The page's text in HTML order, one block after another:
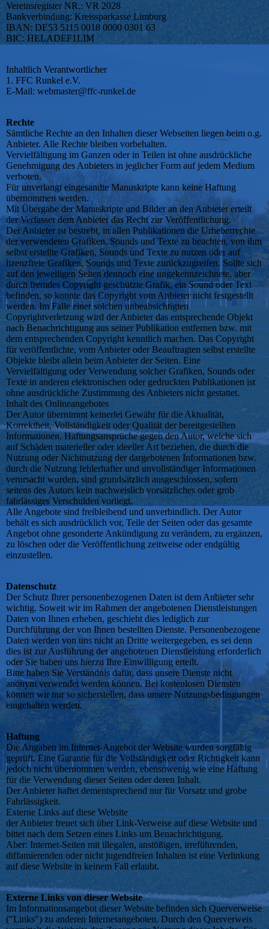
Vereinsregister NR.: VR 2028
Bankverbindung: Kreissparkasse Limburg
IBAN: DE53 5115 0018 0000 0301 63
BIC: HELADEF1LIM
Inhaltlich Verantwortlicher
1. FFC Runkel e.V.
E-Mail: webmaster@ffc-runkel.de
Rechte
Sämtliche Rechte an den Inhalten dieser Webseiten liegen beim o.g.
Anbieter. Alle Rechte bleiben vorbehalten.
Vervielfältigung im Ganzen oder in Teilen ist ohne ausdrückliche
Genehmigung des Anbieters in jeglicher Form auf jedem Medium
verboten.
Für unverlangt eingesandte Manuskripte kann keine Haftung
übernommen werden.
Mit Übergabe der Manuskripte und Bilder an den Anbieter erteilt
der Verfasser dem Anbieter das Recht zur Veröffentlichung.
Der Anbieter ist bestrebt, in allen Publikationen die Urheberrechte
der verwendeten Grafiken, Sounds und Texte zu beachten, von ihm
selbst erstellte Grafiken, Sounds und Texte zu nutzen oder auf
lizenzfreie Grafiken, Sounds und Texte zurückzugreifen. Sollte sich
auf den jeweiligen Seiten dennoch eine ungekennzeichnete, aber
durch fremdes Copyright geschützte Grafik, ein Sound oder Text
befinden, so konnte das Copyright vom Anbieter nicht festgestellt
werden. Im Falle einer solchen unbeabsichtigten
Copyrightverletzung wird der Anbieter das entsprechende Objekt
nach Benachrichtigung aus seiner Publikation entfernen bzw. mit
dem entsprechenden Copyright kenntlich machen. Das Copyright
für veröffentlichte, vom Anbieter oder Beauftragten selbst erstellte
Objekte bleibt allein beim Anbieter der Seiten. Eine
Vervielfältigung oder Verwendung solcher Grafiken, Sounds oder
Texte in anderen elektronischen oder gedruckten Publikationen ist
ohne ausdrückliche Zustimmung des Anbieters nicht gestattet.
Inhalt des Onlineangebotes
Der Autor übernimmt keinerlei Gewähr für die Aktualität,
Korrektheit, Vollständigkeit oder Qualität der bereitgestellten
Informationen. Haftungsansprüche gegen den Autor, welche sich
auf Schäden materieller oder ideeller Art beziehen, die durch die
Nutzung oder Nichtnutzung der dargebotenen Informationen bzw.
durch die Nutzung fehlerhafter und unvollständiger Informationen
verursacht wurden, sind grundsätzlich ausgeschlossen, sofern
seitens des Autors kein nachweislich vorsätzliches oder grob
fahrlässiges Verschulden vorliegt.
Alle Angebote sind freibleibend und unverbindlich. Der Autor
behält es sich ausdrücklich vor, Teile der Seiten oder das gesamte
Angebot ohne gesonderte Ankündigung zu verändern, zu ergänzen,
zu löschen oder die Veröffentlichung zeitweise oder endgültig
einzustellen.
Datenschutz
Der Schutz Ihrer personenbezogenen Daten ist dem Anbieter sehr
wichtig. Soweit wir im Rahmen der angebotenen Dienstleistungen
Daten von Ihnen erheben, geschieht dies lediglich zur
Durchführung der von Ihnen bestellten Dienste. Personenbezogene
Daten werden von uns nicht an Dritte weitergegeben, es sei denn
dies ist zur Ausführung der angebotenen Dienstleistung erforderlich
oder Sie haben uns hierzu Ihre Einwilligung erteilt.
Bitte haben Sie Verständnis dafür, dass unsere Dienste nicht
anonym verwendet werden können. Bei kostenlosen Diensten
können wir nur so sicherstellen, dass unsere Nutzungsbedingungen
eingehalten werden.
Haftung
Die Angaben im Internet-Angebot der Website wurden sorgfältig
geprüft. Eine Garantie für die Vollständigkeit oder Richtigkeit kann
jedoch nicht übernommen werden, ebensowenig wie eine Haftung
für die Verwendung dieser Seiten oder deren Inhalt.
Der Anbieter haftet dementsprechend nur für Vorsatz und grobe
Fahrlässigkeit.
Externe Links auf diese Website
der Anbieter freuet sich über Link-Verweise auf diese Website und
bittet nach dem Setzen eines Links um Benachrichtigung.
Aber: Internet-Seiten mit illegalen, anstößigen, irreführenden,
diffamierenden oder nicht jugendfreien Inhalten ist eine Verlinkung
auf diese Website in keinem Fall erlaubt.
Externe Links von dieser Website
Im Informationsangebot dieser Website befinden sich Querverweise
("Links") zu anderen Internetangeboten. Durch den Querverweis